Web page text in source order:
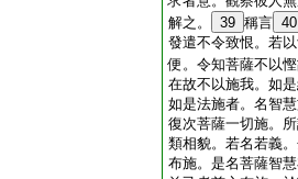
解之。
39 稱言 40
發遣不令致恨。若
便。令知菩薩不以
在故不以施我。如
如是法施者。名智
復次菩薩一切施。
類相貌。若名若義
布施。是名菩薩智